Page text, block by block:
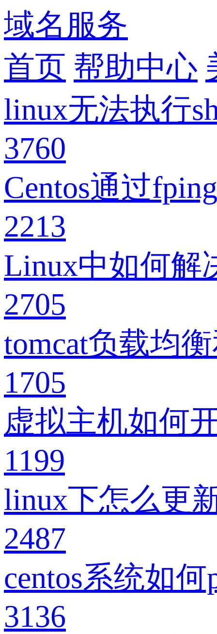
域名服务
首页 帮助中心
linux无法执行
3760
Centos通过
2213
Linux中如何解
2705
tomcat负载均
1705
虚拟主机如何
1199
linux下怎么更
2487
centos系统如
3136